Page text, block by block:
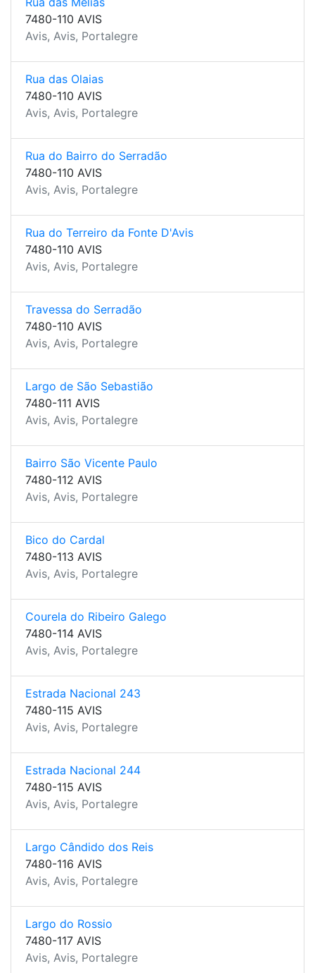
7480-110 AVIS
Avis, Avis, Portalegre
Rua das Olaias
7480-110 AVIS
Avis, Avis, Portalegre
Rua do Bairro do Serradão
7480-110 AVIS
Avis, Avis, Portalegre
Rua do Terreiro da Fonte D'Avis
7480-110 AVIS
Avis, Avis, Portalegre
Travessa do Serradão
7480-110 AVIS
Avis, Avis, Portalegre
Largo de São Sebastião
7480-111 AVIS
Avis, Avis, Portalegre
Bairro São Vicente Paulo
7480-112 AVIS
Avis, Avis, Portalegre
Bico do Cardal
7480-113 AVIS
Avis, Avis, Portalegre
Courela do Ribeiro Galego
7480-114 AVIS
Avis, Avis, Portalegre
Estrada Nacional 243
7480-115 AVIS
Avis, Avis, Portalegre
Estrada Nacional 244
7480-115 AVIS
Avis, Avis, Portalegre
Largo Cândido dos Reis
7480-116 AVIS
Avis, Avis, Portalegre
Largo do Rossio
7480-117 AVIS
Avis, Avis, Portalegre